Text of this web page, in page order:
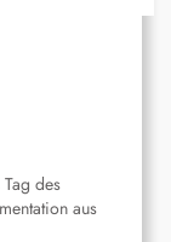
des
aus